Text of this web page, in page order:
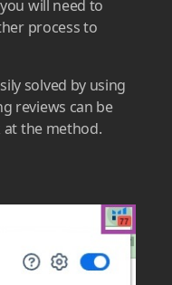
will need to
process to
solved by using
reviews can be
at the method.